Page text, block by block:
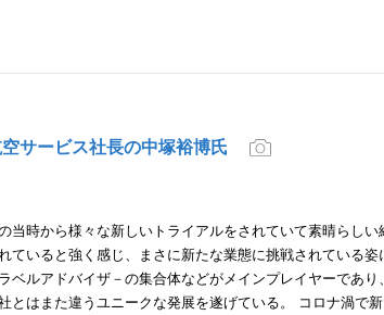
サービス社長の中塚裕博氏
時から様々な新しいトライアルをされていて素晴らし
ていると強く感じ、まさに新たな業態に挑戦されている
ルアドバイザ－の集合体などがメインプレイヤーであり
はまた違うユニークな発展を遂げている。 コロナ渦で